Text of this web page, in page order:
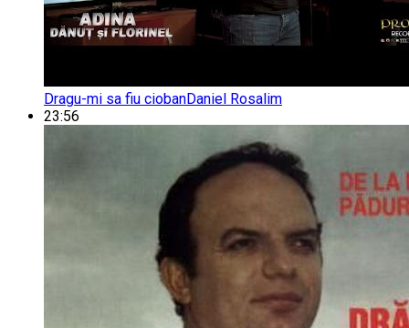
Dragu-mi sa fiu ciobanDaniel Rosalim
23:56